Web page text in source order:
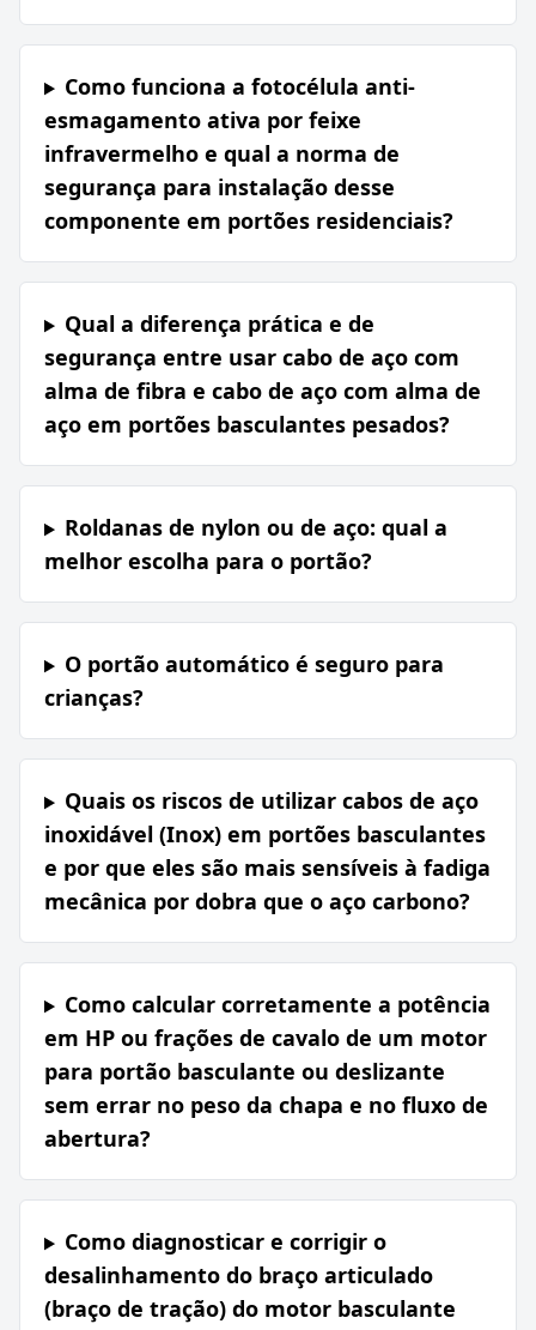
Como funciona a fotocélula anti-
esmagamento ativa por feixe
infravermelho e qual a norma de
segurança para instalação desse
componente em portões residenciais?
Qual a diferença prática e de
segurança entre usar cabo de aço com
alma de fibra e cabo de aço com alma de
aço em portões basculantes pesados?
Roldanas de nylon ou de aço: qual a
melhor escolha para o portão?
O portão automático é seguro para
crianças?
Quais os riscos de utilizar cabos de aço
inoxidável (Inox) em portões basculantes
e por que eles são mais sensíveis à fadiga
mecânica por dobra que o aço carbono?
Como calcular corretamente a potência
em HP ou frações de cavalo de um motor
para portão basculante ou deslizante
sem errar no peso da chapa e no fluxo de
abertura?
Como diagnosticar e corrigir o
desalinhamento do braço articulado
(braço de tração) do motor basculante